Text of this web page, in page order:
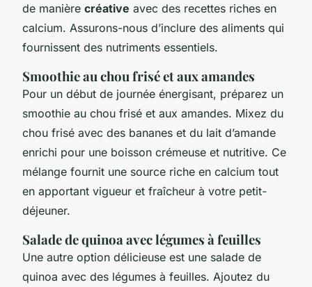
de manière créative avec des recettes riches en
calcium. Assurons-nous d’inclure des aliments qui
fournissent des nutriments essentiels.
Smoothie au chou frisé et aux amandes
Pour un début de journée énergisant, préparez un
smoothie au chou frisé et aux amandes. Mixez du
chou frisé avec des bananes et du lait d’amande
enrichi pour une boisson crémeuse et nutritive. Ce
mélange fournit une source riche en calcium tout
en apportant vigueur et fraîcheur à votre petit-
déjeuner.
Salade de quinoa avec légumes à feuilles
Une autre option délicieuse est une salade de
quinoa avec des légumes à feuilles. Ajoutez du